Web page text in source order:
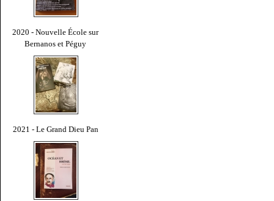
2020 - Nouvelle École sur
Bernanos et Péguy
2021 - Le Grand Dieu Pan